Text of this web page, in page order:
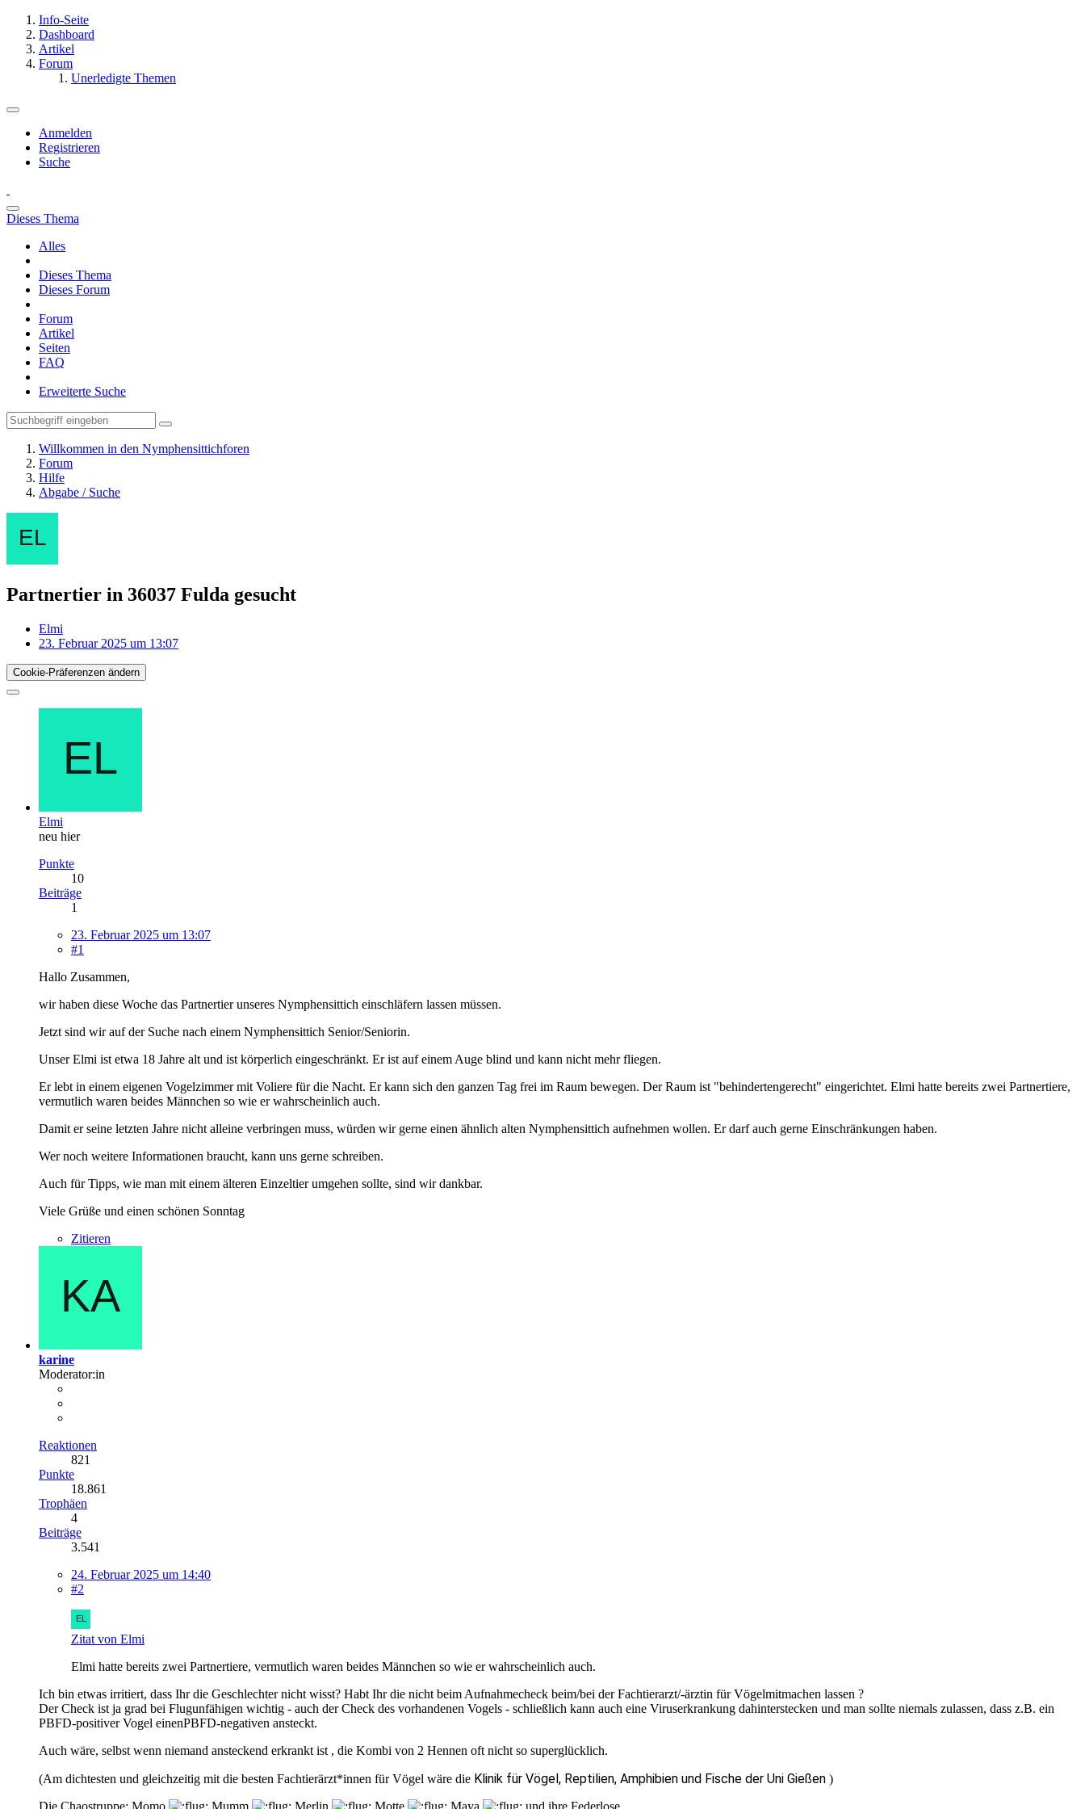
Info-Seite
Dashboard
Artikel
Forum
Unerledigte Themen
Anmelden
Registrieren
Suche
Dieses Thema
Alles
Dieses Thema
Dieses Forum
Forum
Artikel
Seiten
FAQ
Erweiterte Suche
Willkommen in den Nymphensittichforen
Forum
Hilfe
Abgabe / Suche
Partnertier in 36037 Fulda gesucht
Elmi
23. Februar 2025 um 13:07
Cookie-Präferenzen ändern
Elmi
neu hier
Punkte
10
Beiträge
1
23. Februar 2025 um 13:07
#1
Hallo Zusammen,
wir haben diese Woche das Partnertier unseres Nymphensittich einschläfern lassen müssen.
Jetzt sind wir auf der Suche nach einem Nymphensittich Senior/Seniorin.
Unser Elmi ist etwa 18 Jahre alt und ist körperlich eingeschränkt. Er ist auf einem Auge blind und kann nicht mehr fliegen.
Er lebt in einem eigenen Vogelzimmer mit Voliere für die Nacht. Er kann sich den ganzen Tag frei im Raum bewegen. Der Raum ist "behindertengerecht" eingerichtet. Elmi hatte bereits zwei Partnertiere,
vermutlich waren beides Männchen so wie er wahrscheinlich auch.
Damit er seine letzten Jahre nicht alleine verbringen muss, würden wir gerne einen ähnlich alten Nymphensittich aufnehmen wollen. Er darf auch gerne Einschränkungen haben.
Wer noch weitere Informationen braucht, kann uns gerne schreiben.
Auch für Tipps, wie man mit einem älteren Einzeltier umgehen sollte, sind wir dankbar.
Viele Grüße und einen schönen Sonntag
Zitieren
karine
Moderator:in
Reaktionen
821
Punkte
18.861
Trophäen
4
Beiträge
3.541
24. Februar 2025 um 14:40
#2
Zitat von Elmi
Elmi hatte bereits zwei Partnertiere, vermutlich waren beides Männchen so wie er wahrscheinlich auch.
Ich bin etwas irritiert, dass Ihr die Geschlechter nicht wisst? Habt Ihr die nicht beim Aufnahmecheck beim/bei der Fachtierarzt/-ärztin für Vögelmitmachen lassen ?
Der Check ist ja grad bei Flugunfähigen wichtig - auch der Check des vorhandenen Vogels - schließlich kann auch eine Viruserkrankung dahinterstecken und man sollte niemals zulassen, dass z.B. ein
PBFD-positiver Vogel einenPBFD-negativen ansteckt.
Auch wäre, selbst wenn niemand ansteckend erkrankt ist , die Kombi von 2 Hennen oft nicht so superglücklich.
(Am dichtesten und gleichzeitig mit die besten Fachtierärzt*innen für Vögel wäre die Klinik für Vögel, Reptilien, Amphibien und Fische der Uni Gießen )
Die Chaostruppe: Momo
Mumm Merlin Motte Maya und ihre Federlose